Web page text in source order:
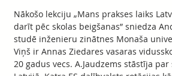
Nākošo lekciju „Mans prakses laiks
darīt pēc skolas beigšanas” sniedza
studē inženieru zinātnes Monaša
Viņš ir Annas Ziedares vasaras
20 gadus vecs. A.Jaudzems stāstīja